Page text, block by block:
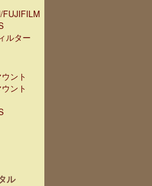
FUJIFILM
ルター
ント
ント
ル